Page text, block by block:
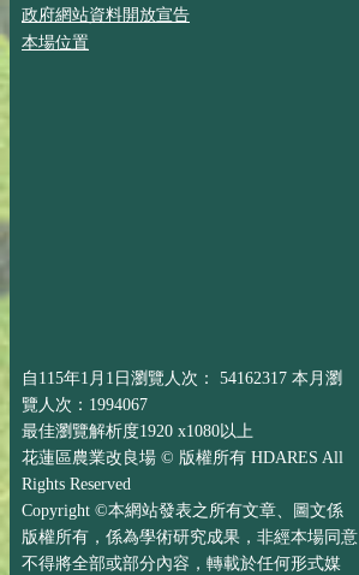
政府網站資料開放宣告
本場位置
自115年1月1日瀏覽人次： 54162317 本月瀏
覽人次：1994067
最佳瀏覽解析度1920 x1080以上
花蓮區農業改良場 © 版權所有 HDARES All
Rights Reserved
Copyright ©本網站發表之所有文章、圖文係
版權所有，係為學術研究成果，非經本場同意
不得將全部或部分內容，轉載於任何形式媒